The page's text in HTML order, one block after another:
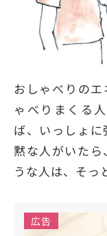
おしゃべりの
ゃべりまくる
ば、いっしょ
黙な人がいた
うな人は、そっ
広告